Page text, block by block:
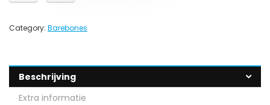
Category: Barebones
Beschrijving
Extra informatie